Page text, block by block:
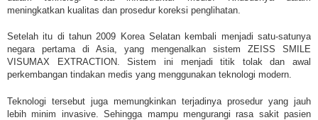
meningkatkan kualitas dan prosedur koreksi penglihatan.
Setelah itu di tahun 2009 Korea Selatan kembali menjadi satu-satunya
negara pertama di Asia, yang mengenalkan sistem ZEISS SMILE
VISUMAX EXTRACTION. Sistem ini menjadi titik tolak dan awal
perkembangan tindakan medis yang menggunakan teknologi modern.
Teknologi tersebut juga memungkinkan terjadinya prosedur yang jauh
lebih minim invasive. Sehingga mampu mengurangi rasa sakit pasien